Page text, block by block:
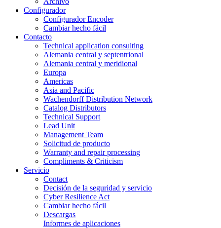
Configurador
Configurador Encoder
Cambiar hecho fácil
Contacto
Technical application consulting
Alemania central y septentrional
Alemania central y meridional
Europa
Americas
Asia and Pacific
Wachendorff Distribution Network
Catalog Distributors
Technical Support
Lead Unit
Management Team
Solicitud de producto
Warranty and repair processing
Compliments & Criticism
Servicio
Contact
Decisión de la seguridad y servicio
Cyber Resilience Act
Cambiar hecho fácil
Descargas
Informes de aplicaciones